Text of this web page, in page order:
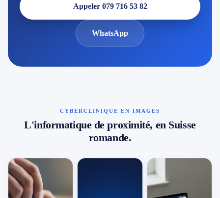
Appeler 079 716 53 82
WhatsApp
CYBERCLINIQUE EN IMAGES
L'informatique de proximité, en Suisse
romande.